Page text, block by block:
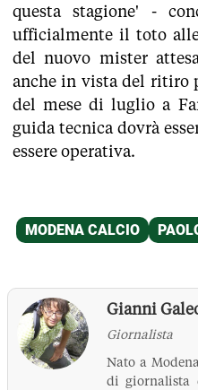
questa stagione' -
ufficialmente il toto
del nuovo mister
anche in vista del ritiro
del mese di luglio a
guida tecnica dovrà
essere operativa.
Gianni
Giornalista
Nato a
di giornalista